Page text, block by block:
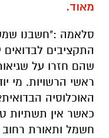
מאוד.
סלאמה :"חשבנו
התקציבים לבדואים
שהם חזרו על
ראשי הרשויות. מי
האוכלוסיה
כאשר אין תשתיות
חשמל ותאורת